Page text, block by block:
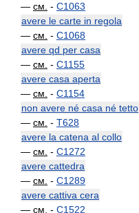
— см. - C1063
avere le carte in regola
— см. - C1068
avere qd per casa
— см. - C1155
avere casa aperta
— см. - C1154
non avere né casa né tetto
— см. - T628
avere la catena al collo
— см. - C1272
avere cattedra
— см. - C1289
avere cattiva cera
— см. - C1522